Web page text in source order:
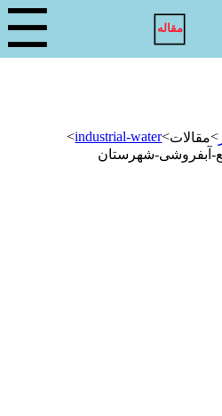
مقاله ☰
>مقالات>
industrial-water
>
آبفروشی-شهرستان